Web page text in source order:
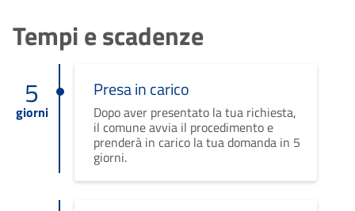
Tempi e scadenze
5
giorni
Presa in carico
Dopo aver presentato la tua richiesta,
il comune avvia il procedimento e
prenderà in carico la tua domanda in 5
giorni.